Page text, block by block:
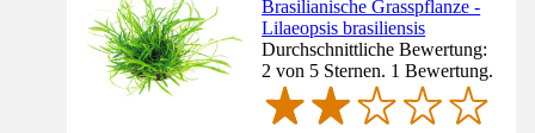
Brasilianische Grasspflanze -
Lilaeopsis brasiliensis
Durchschnittliche Bewertung:
2 von 5 Sternen. 1 Bewertung.